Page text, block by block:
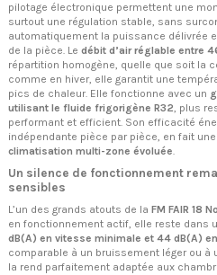
pilotage électronique permettent une
surtout une régulation stable, sans
automatiquement la puissance délivrée
de la pièce. Le débit d’air réglable entre
répartition homogène, quelle que soit la
comme en hiver, elle garantit une
pics de chaleur. Elle fonctionne avec un
utilisant le fluide frigorigène R32 , plus
performant et efficient. Son efficacité
indépendante pièce par pièce, en fait une
climatisation multi-zone évoluée
Un silence de fonctionnement
sensibles
L’un des grands atouts de la FM FAIR 18
en fonctionnement actif, elle reste dans
dB(A) en vitesse minimale et 44 dB(A)
comparable à un bruissement léger ou
la rend parfaitement adaptée aux